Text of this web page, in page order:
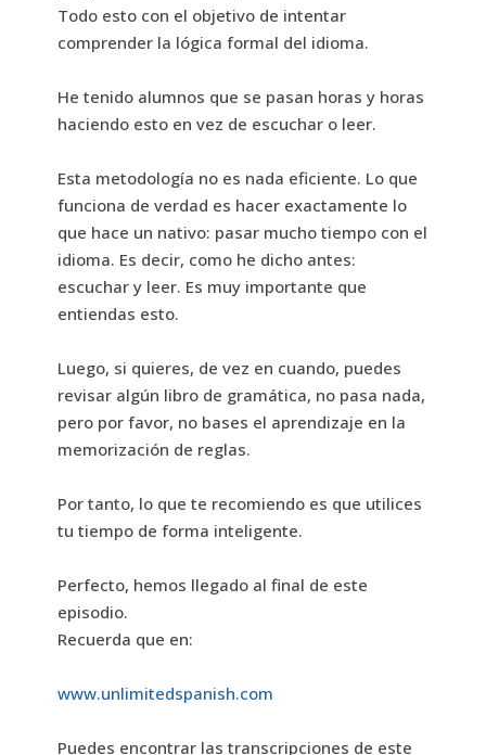
Todo esto con el objetivo de intentar
comprender la lógica formal del idioma.
He tenido alumnos que se pasan horas y horas
haciendo esto en vez de escuchar o leer.
Esta metodología no es nada eficiente. Lo que
funciona de verdad es hacer exactamente lo
que hace un nativo: pasar mucho tiempo con el
idioma. Es decir, como he dicho antes:
escuchar y leer. Es muy importante que
entiendas esto.
Luego, si quieres, de vez en cuando, puedes
revisar algún libro de gramática, no pasa nada,
pero por favor, no bases el aprendizaje en la
memorización de reglas.
Por tanto, lo que te recomiendo es que utilices
tu tiempo de forma inteligente.
Perfecto, hemos llegado al final de este
episodio.
Recuerda que en:
www.unlimitedspanish.com
Puedes encontrar las transcripciones de este